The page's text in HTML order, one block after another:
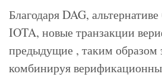
Благодаря DAG,
IOTA, новые транзакции
предыдущие , таким образом
комбинируя